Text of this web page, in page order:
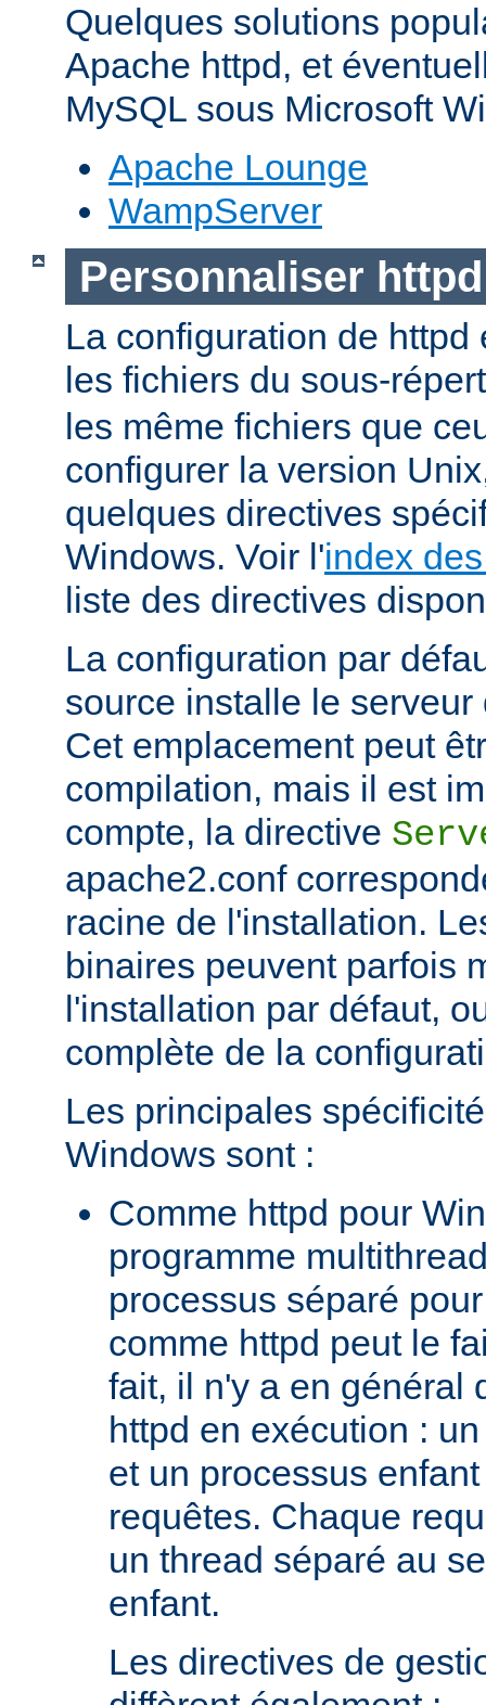
Quelques solutions
Apache httpd, et
MySQL sous Microsoft
Apache Lounge
WampServer
Personnaliser
La configuration de
les fichiers du sous-
les même fichiers que
configurer la version
quelques directives
Windows. Voir l'index
liste des directives
La configuration par
source installe le
Cet emplacement peut
compilation, mais il est
compte, la directive
apache2.conf
racine de l'installation.
binaires peuvent parfois
l'installation par défaut,
complète de la
Les principales
Windows sont :
Comme httpd pour
programme
processus séparé
comme httpd peut le
fait, il n'y a en général
httpd en exécution :
et un processus
requêtes. Chaque
un thread séparé au
enfant.
Les directives de